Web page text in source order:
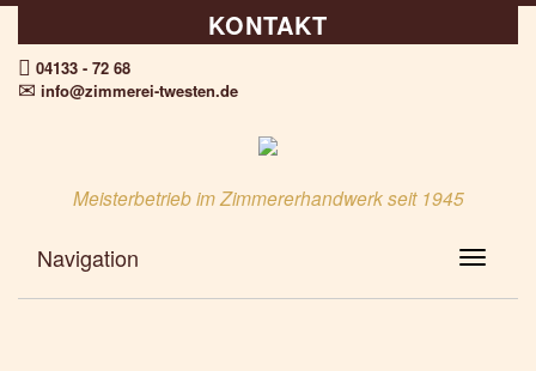
KONTAKT
04133 - 72 68
info@zimmerei-twesten.de
Meisterbetrieb im Zimmererhandwerk seit 1945
Navigation Toggle